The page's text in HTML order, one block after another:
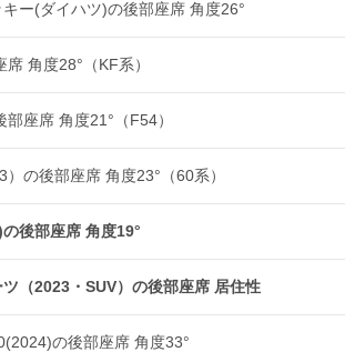
ー(ダイハツ)の後部座席 角度26°
角度28°（KF系）
座席 角度21°（F54）
の後部座席 角度23°（60系）
後部座席 角度19°
（2023・SUV）の後部座席 居住性
の後部座席 角度33°